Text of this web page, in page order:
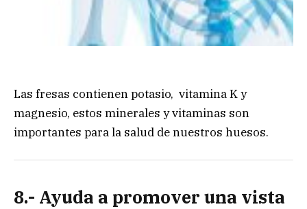
Las fresas contienen potasio, vitamina K y
magnesio, estos minerales y vitaminas son
importantes para la salud de nuestros huesos.
8.- Ayuda a promover una vista